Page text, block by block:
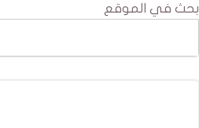
بحث في الموقع